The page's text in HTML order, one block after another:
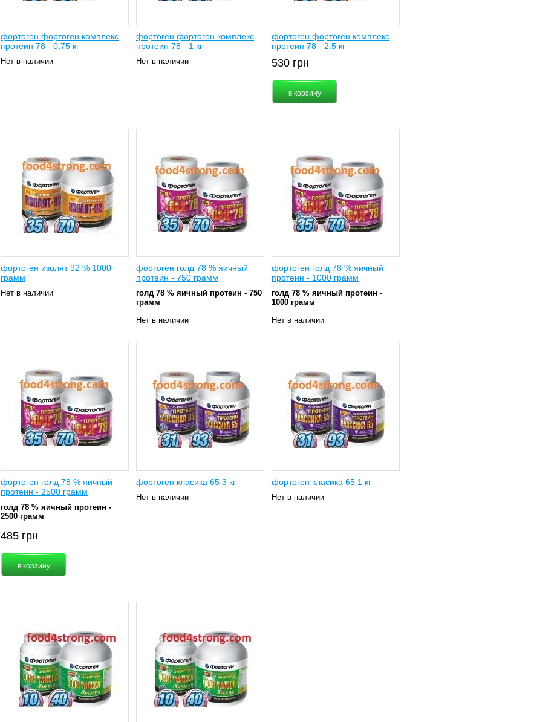
фортоген фортоген комплекс
протеин 78 - 0,75 кг
Нет в наличии
фортоген фортоген комплекс
протеин 78 - 1 кг
Нет в наличии
фортоген фортоген комплекс
протеин 78 - 2.5 кг
530 грн
фортоген изолят 92 % 1000
грамм
Нет в наличии
фортоген голд 78 % яичный
протеин - 750 грамм
голд 78 % яичный протеин - 750
грамм
Нет в наличии
фортоген голд 78 % яичный
протеин - 1000 грамм
голд 78 % яичный протеин -
1000 грамм
Нет в наличии
фортоген голд 78 % яичный
протеин - 2500 грамм
голд 78 % яичный протеин -
2500 грамм
485 грн
фортоген класика 65 3 кг
Нет в наличии
фортоген класика 65 1 кг
Нет в наличии